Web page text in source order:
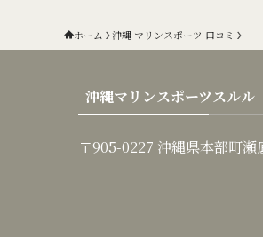
ホーム 沖縄 マリンスポーツ 口コミ
沖縄マリンスポーツスルル
〒905-0227 沖縄県本部町